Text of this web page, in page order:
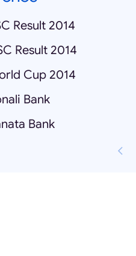
Result 2014
Result 2014
Cup 2014
Bank
Bank